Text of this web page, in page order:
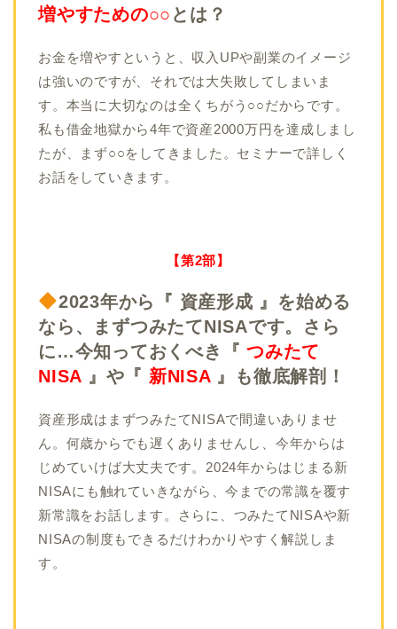
増やすための○○ とは？
お金を増やすというと、収入UPや副業のイメージ
は強いのですが、それでは大失敗してしまいま
す。本当に大切なのは全くちがう○○だからです。
私も借金地獄から4年で資産2000万円を達成しまし
たが、まず○○をしてきました。セミナーで詳しく
お話をしていきます。
【第2部】
2023年から『 資産形成 』を始める
なら、まずつみたてNISAです。さら
に…今知っておくべき『つみたて
NISA 』や『 新NISA』も徹底解剖！
資産形成はまずつみたてNISAで間違いありませ
ん。何歳からでも遅くありませんし、今年からは
じめていけば大丈夫です。2024年からはじまる新
NISAにも触れていきながら、今までの常識を覆す
新常識をお話します。さらに、つみたてNISAや新
NISAの制度もできるだけわかりやすく解説しま
す。